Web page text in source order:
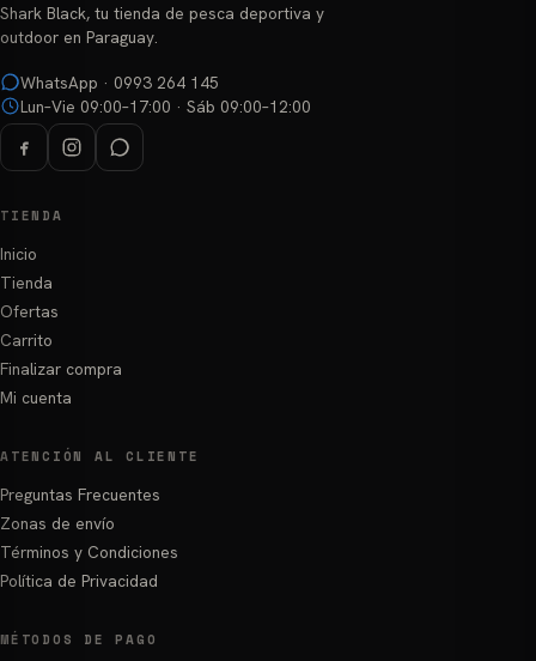
en
página
de
producto
Shark Black, tu tienda de pesca deportiva y
outdoor en Paraguay.
WhatsApp · 0993 264 145
Lun–Vie 09:00–17:00 · Sáb 09:00–12:00
TIENDA
Inicio
Tienda
Ofertas
Carrito
Finalizar compra
Mi cuenta
ATENCIÓN AL CLIENTE
Preguntas Frecuentes
Zonas de envío
Términos y Condiciones
Política de Privacidad
MÉTODOS DE PAGO